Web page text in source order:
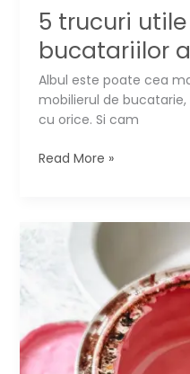
5 trucuri
bucatariilor
Albul este poate cea
mobilierul de
cu orice. Si cam
5
proiectarea
bucatariilor
Read More »